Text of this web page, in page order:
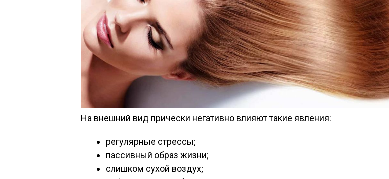
На внешний вид прически негативно влияют такие явления:
регулярные стрессы;
пассивный образ жизни;
слишком сухой воздух;